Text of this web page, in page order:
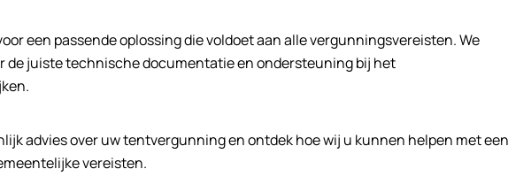
een passende oplossing die voldoet aan alle vergunningsvereisten. We
de juiste technische documentatie en ondersteuning bij het
advies over uw tentvergunning en ontdek hoe wij u kunnen helpen met een
vereisten.